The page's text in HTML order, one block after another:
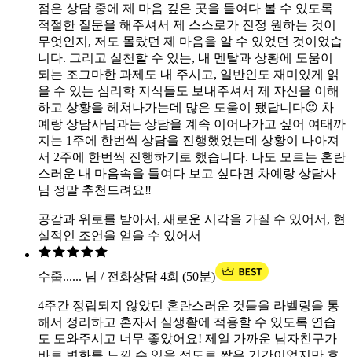
점은 상담 중에 제 마음 깊은 곳을 들여다 볼 수 있도록
적절한 질문을 해주셔서 제 스스로가 진정 원하는 것이
무엇인지, 저도 몰랐던 제 마음을 알 수 있었던 것이었습
니다. 그리고 실천할 수 있는, 내 멘탈과 상황에 도움이
되는 조그마한 과제도 내 주시고, 일반인도 재미있게 읽
을 수 있는 심리학 지식들도 보내주셔서 제 자신을 이해
하고 상황을 헤쳐나가는데 많은 도움이 됐답니다😍 차
예랑 상담사님과는 상담을 계속 이어나가고 싶어 여태까
지는 1주에 한번씩 상담을 진행했었는데 상황이 나아져
서 2주에 한번씩 진행하기로 했습니다. 나도 모르는 혼란
스러운 내 마음속을 들여다 보고 싶다면 차예랑 상담사
님 정말 추천드려요‼️
공감과 위로를 받아서, 새로운 시각을 가질 수 있어서, 현
실적인 조언을 얻을 수 있어서
수줍...... 님 / 전화상담 4회 (50분)
4주간 정립되지 않았던 혼란스러운 것들을 라벨링을 통
해서 정리하고 혼자서 실생활에 적용할 수 있도록 연습
도 도와주시고 너무 좋았어요! 제일 가까운 남자친구가